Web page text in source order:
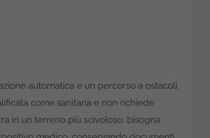
automatica e un percorso a ostacoli.
come sanitaria e non richiede
in un terreno più scivoloso: bisogna